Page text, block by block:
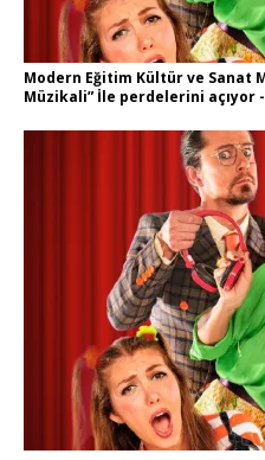
Modern Eğitim Kültür ve Sanat
Müzikali” İle perdelerini açıyor